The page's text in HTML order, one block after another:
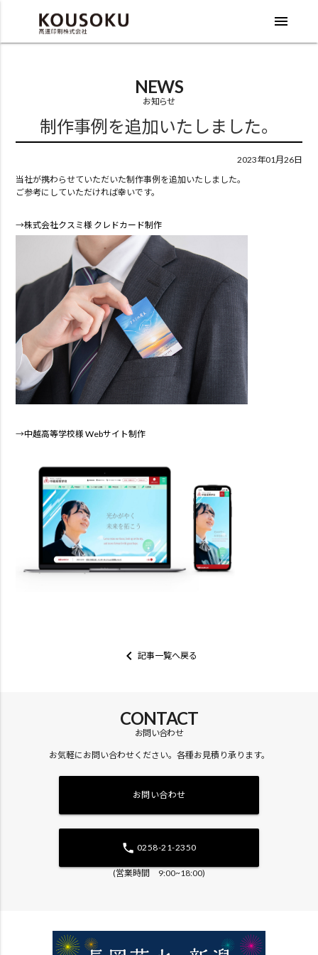
menu
NEWS
お知らせ
制作事例を追加いたしました。
2023年01月26日
当社が携わらせていただいた制作事例を追加いたしました。
ご参考にしていただければ幸いです。
→株式会社クスミ様 クレドカード制作
→中越高等学校様 Webサイト制作
keyboard_arrow_left 記事一覧へ戻る
CONTACT
お問い合わせ
お気軽にお問い合わせください。各種お見積り承ります。
お問い合わせ
phone 0258-21-2350
(営業時間 9:00~18:00)